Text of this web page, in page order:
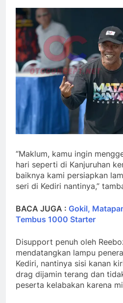
“Maklum, kamu ingin
hari seperti di Kanjuruhan
baiknya kami persiapkan
seri di Kediri nantinya,”
BACA JUGA : Gokil,
Tembus 1000 Starter
Disupport penuh oleh
mendatangkan lampu
Kediri, nantinya sisi kanan
drag dijamin terang dan
peserta kelabakan karena